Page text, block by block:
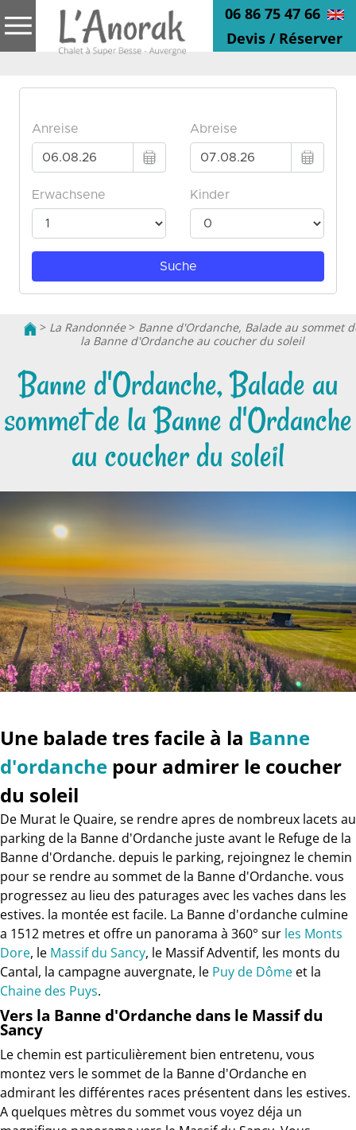
06 86 75 47 66
Devis / Réserver
> La Randonnée> Banne d'Ordanche, Balade au sommet
la Banne d'Ordanche au coucher du soleil
Banne d'Ordanche, Balade au
sommet de la Banne d'Ordanche
au coucher du soleil
Une balade tres facile à la Banne
d'ordanche pour admirer le coucher
du soleil
De Murat le Quaire, se rendre apres de nombreux lacets au
parking de la Banne d'Ordanche juste avant le Refuge de la
Banne d'Ordanche. depuis le parking, rejoingnez le chemin
pour se rendre au sommet de la Banne d'Ordanche. vous
progressez au lieu des paturages avec les vaches dans les
estives. la montée est facile. La Banne d'ordanche culmine
a 1512 metres et offre un panorama à 360° sur les Monts
Dore, le Massif du Sancy, le Massif Adventif, les monts du
Cantal, la campagne auvergnate, le Puy de Dôme et la
Chaine des Puys.
Vers la Banne d'Ordanche dans le Massif du
Sancy
Le chemin est particulièrement bien entretenu, vous
montez vers le sommet de la Banne d'Ordanche en
admirant les différentes races présentent dans les estives.
A quelques mètres du sommet vous voyez déja un